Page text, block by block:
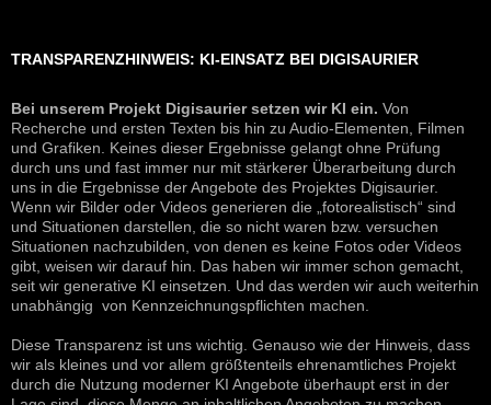
TRANSPARENZHINWEIS: KI-EINSATZ BEI DIGISAURIER
Bei unserem Projekt Digisaurier setzen wir KI ein. Von
Recherche und ersten Texten bis hin zu Audio-Elementen, Filmen
und Grafiken. Keines dieser Ergebnisse gelangt ohne Prüfung
durch uns und fast immer nur mit stärkerer Überarbeitung durch
uns in die Ergebnisse der Angebote des Projektes Digisaurier.
Wenn wir Bilder oder Videos generieren die „fotorealistisch“ sind
und Situationen darstellen, die so nicht waren bzw. versuchen
Situationen nachzubilden, von denen es keine Fotos oder Videos
gibt, weisen wir darauf hin. Das haben wir immer schon gemacht,
seit wir generative KI einsetzen. Und das werden wir auch weiterhin
unabhängig von Kennzeichnungspflichten machen.
Diese Transparenz ist uns wichtig. Genauso wie der Hinweis, dass
wir als kleines und vor allem größtenteils ehrenamtliches Projekt
durch die Nutzung moderner KI Angebote überhaupt erst in der